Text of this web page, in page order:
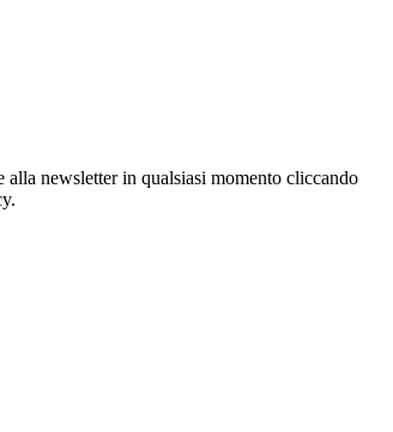
newsletter in qualsiasi momento cliccando